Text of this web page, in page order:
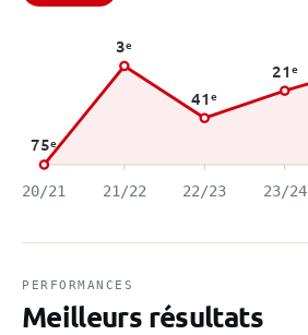
75e
20/21
3e
21/22
41e
22/23
21e
23/24
PERFORMANCES
Meilleurs résultats